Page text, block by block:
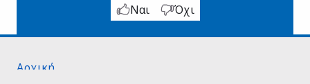
Ναι
Όχι
Αρχική